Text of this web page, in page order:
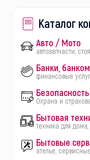
Каталог
Авто / Мото
автозапчасти,
Банки,
финансовые
Безопасность
Охрана и
Бытовая
техника для
Бытовые
ателье,